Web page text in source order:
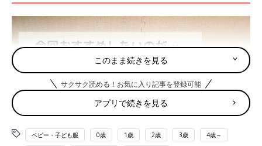
このまま続きを見る
サクサク読める！お気に入り記事を登録可能
アプリで続きを見る
ベビー・子ども服 0歳 1歳 2歳 3歳 4歳～